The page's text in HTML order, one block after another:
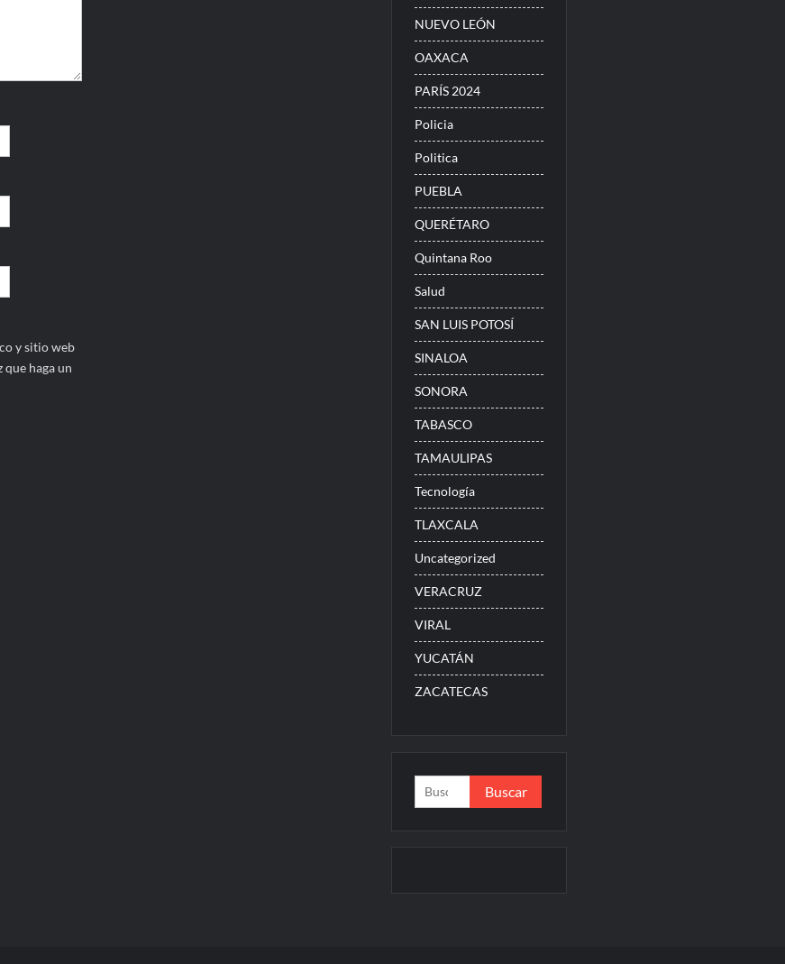
y sitio web
que haga un
NUEVO LEÓN
OAXACA
PARÍS 2024
Policia
Politica
PUEBLA
QUERÉTARO
Quintana Roo
Salud
SAN LUIS POTOSÍ
SINALOA
SONORA
TABASCO
TAMAULIPAS
Tecnología
TLAXCALA
Uncategorized
VERACRUZ
VIRAL
YUCATÁN
ZACATECAS
Buscar: